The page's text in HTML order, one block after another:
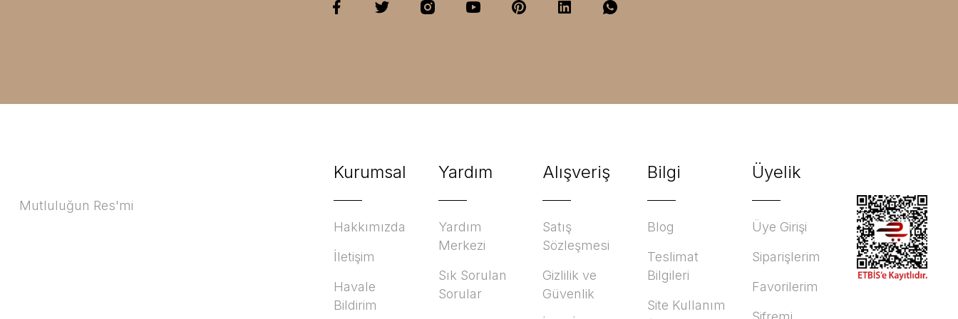
Mutluluğun Res'mi
Kurumsal
Hakkımızda
İletişim
Havale
Bildirim
Yardım
Yardım
Merkezi
Sık Sorulan
Sorular
Alışveriş
Satış
Sözleşmesi
Gizlilik ve
Güvenlik
Bilgi
Blog
Teslimat
Bilgileri
Site Kullanım
Üyelik
Üye Girişi
Siparişlerim
Favorilerim